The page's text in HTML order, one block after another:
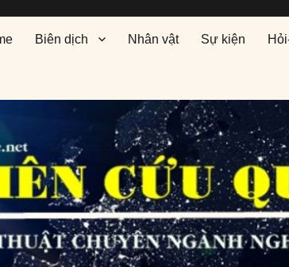
Biên dịch Nhân vật Sự kiện